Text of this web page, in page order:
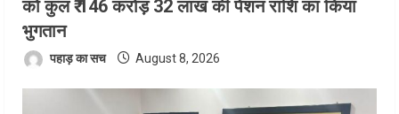
को कुल ₹ 146 करोड़ 32 लाख की पेंशन राशि का किया
भुगतान
पहाड़ का सच August 8, 2026